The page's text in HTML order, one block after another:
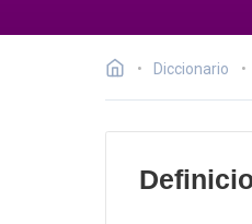
Diccionario